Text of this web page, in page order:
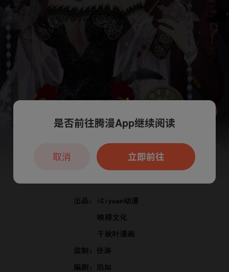
本章节仅支持App阅读，可打开App新用
户7天免费看
是否前往腾漫App继续阅读
立即前往
取消